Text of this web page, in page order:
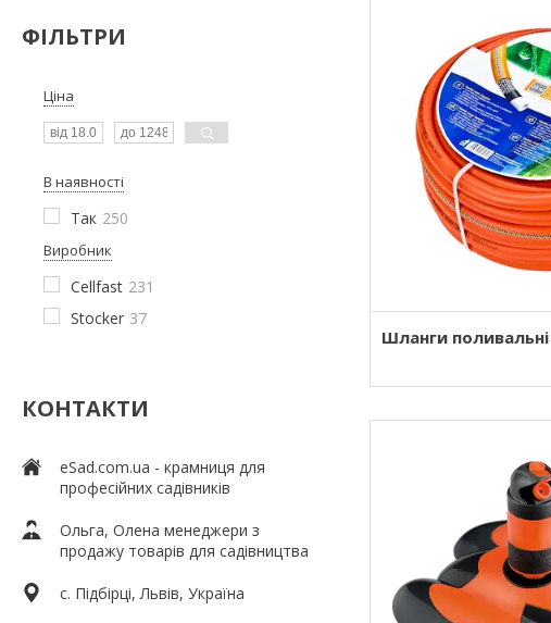
ФІЛЬТРИ
Ціна
В наявності
Так 250
Виробник
Cellfast 231
Stocker 37
КОНТАКТИ
eSad.com.ua - крамниця для
професійних садівників
Ольга, Олена менеджери з
продажу товарів для садівництва
c. Підбірці, Львів, Україна
Шланги